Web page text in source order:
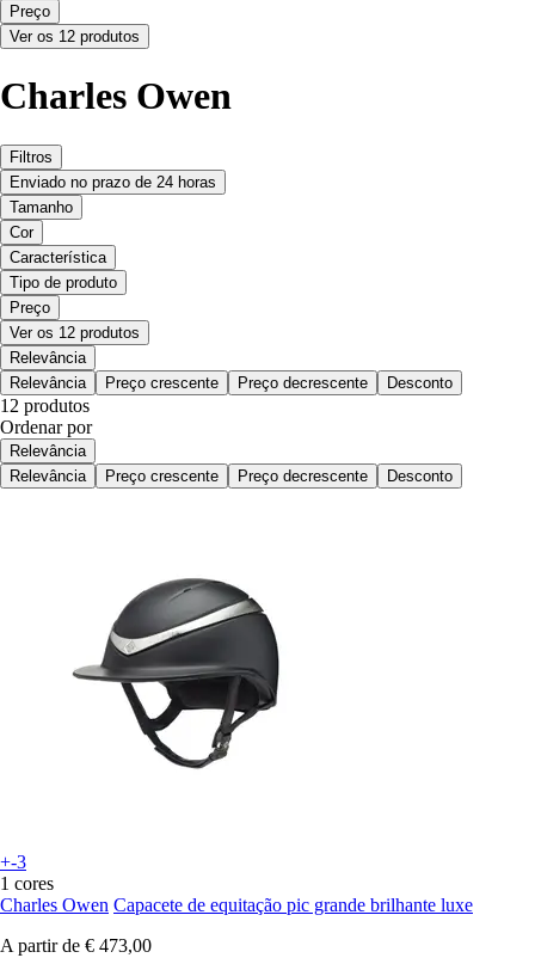
Preço
Ver os 12 produtos
Charles Owen
Filtros
Enviado no prazo de 24 horas
Tamanho
Cor
Característica
Tipo de produto
Preço
Ver os 12 produtos
Relevância
Relevância
Preço crescente Preço decrescente Desconto
12 produtos
Ordenar por
Relevância
Relevância
Preço crescente Preço decrescente Desconto
+-3
1 cores
Charles Owen Capacete de equitação pic grande brilhante luxe
A partir de € 473,00